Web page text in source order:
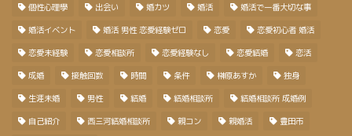
個性心理學 出会い 婚カツ 婚活 婚活で一番大切な事
婚活イベント 婚活 男性 恋愛経験ゼロ 恋愛 恋愛初心者 婚活
恋愛未経験 恋愛相談所 恋愛経験なし 恋愛結婚 恋活
成婚 接触回数 時間 条件 榊原あすか 独身
生涯未婚 男性 結婚 結婚相談所 結婚相談所 成婚例
自己紹介 西三河結婚相談所 親コン 親婚活 豊田市